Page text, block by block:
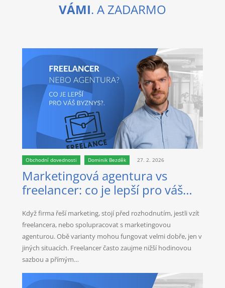
VÁMI. A ZADARMO
Obchodní dovednosti Dominik Bezděk 27. 2. 2026
Marketingová agentura vs
freelancer: co je lepší pro váš
Když firma řeší marketing, stojí před rozhodnutím, jestli vzít
freelancera, nebo spolupracovat s marketingovou
agenturou. Obě varianty mohou fungovat velmi dobře, jen v
jiných situacích. Freelancer často zaujme nižší hodinovou
sazbou a přímým…